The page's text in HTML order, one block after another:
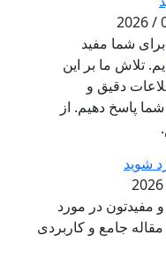
شما مفید
تلاش ما بر این
دقیق و
پاسخ دهیم. از
شوید
مفیدتون در مورد
مقاله جامع و کاربردی